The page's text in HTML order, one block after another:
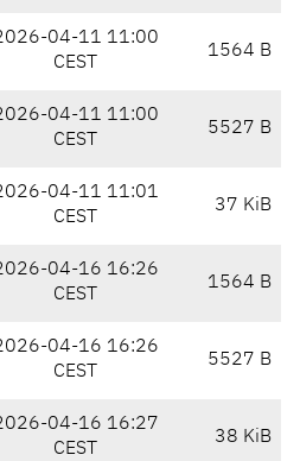
04-11 11:00
CEST
1564 B
04-11 11:00
CEST
5527 B
04-11 11:01
CEST
37 KiB
04-16 16:26
CEST
1564 B
04-16 16:26
CEST
5527 B
04-16 16:27
CEST
38 KiB